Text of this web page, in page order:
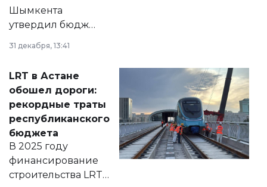
Шымкента
утвердил бюджет
города на 2026–
2028 годы.
документ
появился в базе
нормативных
правовых актов и
на сайте маслихат
города.
31 декабря, 13:41
LRT в Астане
обошел дороги:
рекордные траты
республиканского
бюджета
В 2025 году
финансирование
строительства LRT